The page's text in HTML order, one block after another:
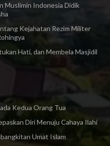
Muslimin Indonesia Didik
Kejahatan Rezim Militer
Hati, dan Membela Masjidil
Kedua Orang Tua
Diri Menuju Cahaya Ilahi
Umat Islam